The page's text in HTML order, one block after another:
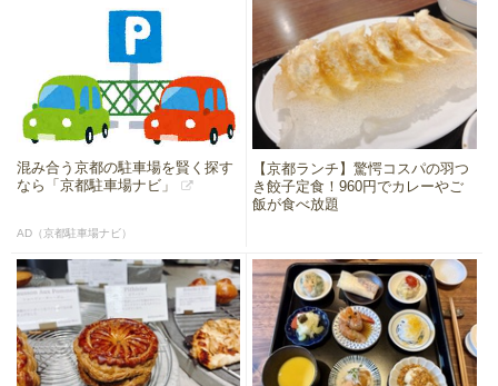
混み合う京都の駐車場を賢く探す
なら「京都駐車場ナビ」
AD（京都駐車場ナビ）
【京都ランチ】驚愕コスパの羽つ
き餃子定食！960円でカレーやご
飯が食べ放題